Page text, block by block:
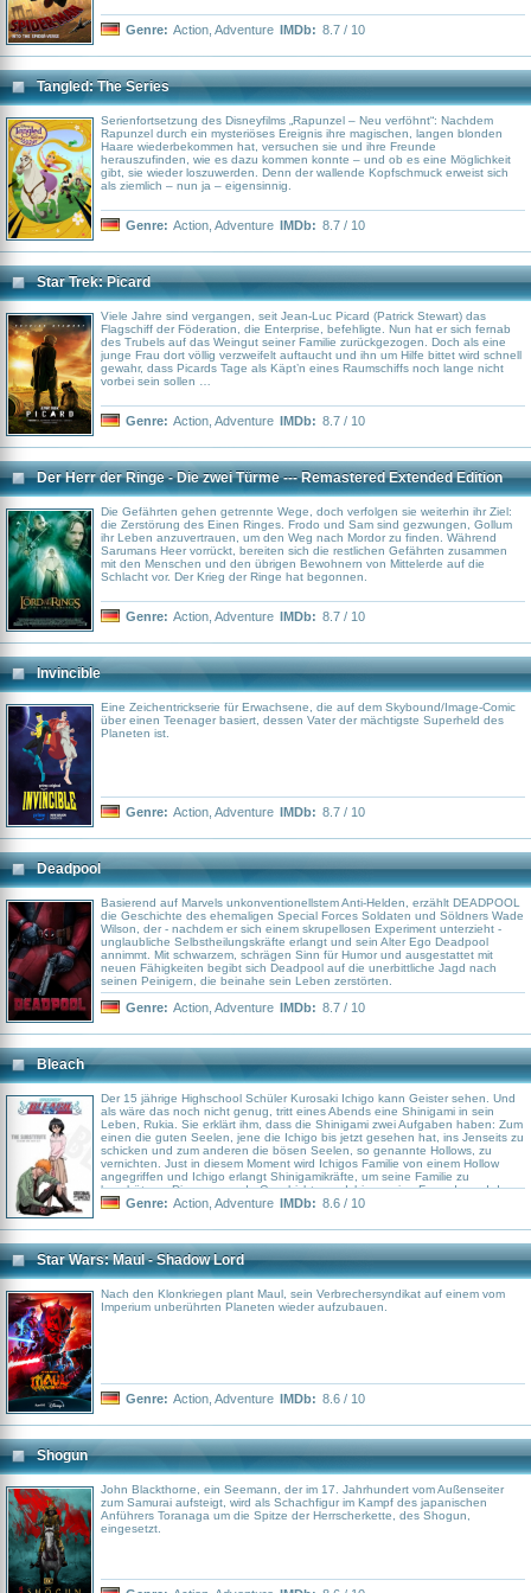
Genre: Action Adventure IMDb: 8.7 / 10
Tangled: The Series
Serienfortsetzung des Disneyfilms „Rapunzel – Neu verföhnt“: Nachdem
Rapunzel durch ein mysteriöses Ereignis ihre magischen, langen blonden
Haare wiederbekommen hat, versuchen sie und ihre Freunde
herauszufinden, wie es dazu kommen konnte – und ob es eine Möglichkeit
gibt, sie wieder loszuwerden. Denn der wallende Kopfschmuck erweist sich
als ziemlich – nun ja – eigensinnig.
Genre: Action Adventure IMDb: 8.7 / 10
Star Trek: Picard
Viele Jahre sind vergangen, seit Jean-Luc Picard (Patrick Stewart) das
Flagschiff der Föderation, die Enterprise, befehligte. Nun hat er sich fernab
des Trubels auf das Weingut seiner Familie zurückgezogen. Doch als eine
junge Frau dort völlig verzweifelt auftaucht und ihn um Hilfe bittet wird schnell
gewahr, dass Picards Tage als Käpt’n eines Raumschiffs noch lange nicht
vorbei sein sollen …
Genre: Action Adventure IMDb: 8.7 / 10
Der Herr der Ringe - Die zwei Türme --- Remastered Extended Edition
Die Gefährten gehen getrennte Wege, doch verfolgen sie weiterhin ihr Ziel:
die Zerstörung des Einen Ringes. Frodo und Sam sind gezwungen, Gollum
ihr Leben anzuvertrauen, um den Weg nach Mordor zu finden. Während
Sarumans Heer vorrückt, bereiten sich die restlichen Gefährten zusammen
mit den Menschen und den übrigen Bewohnern von Mittelerde auf die
Schlacht vor. Der Krieg der Ringe hat begonnen.
Genre: Action Adventure IMDb: 8.7 / 10
Invincible
Eine Zeichentrickserie für Erwachsene, die auf dem Skybound/Image-Comic
über einen Teenager basiert, dessen Vater der mächtigste Superheld des
Planeten ist.
Genre: Action Adventure IMDb: 8.7 / 10
Deadpool
Basierend auf Marvels unkonventionellstem Anti-Helden, erzählt DEADPOOL
die Geschichte des ehemaligen Special Forces Soldaten und Söldners Wade
Wilson, der - nachdem er sich einem skrupellosen Experiment unterzieht -
unglaubliche Selbstheilungskräfte erlangt und sein Alter Ego Deadpool
annimmt. Mit schwarzem, schrägen Sinn für Humor und ausgestattet mit
neuen Fähigkeiten begibt sich Deadpool auf die unerbittliche Jagd nach
seinen Peinigern, die beinahe sein Leben zerstörten.
Genre: Action Adventure IMDb: 8.7 / 10
Bleach
Der 15 jährige Highschool Schüler Kurosaki Ichigo kann Geister sehen. Und
als wäre das noch nicht genug, tritt eines Abends eine Shinigami in sein
Leben, Rukia. Sie erklärt ihm, dass die Shinigami zwei Aufgaben haben: Zum
einen die guten Seelen, jene die Ichigo bis jetzt gesehen hat, ins Jenseits zu
schicken und zum anderen die bösen Seelen, so genannte Hollows, zu
vernichten. Just in diesem Moment wird Ichigos Familie von einem Hollow
angegriffen und Ichigo erlangt Shinigamikräfte, um seine Familie zu
beschützen. Die spannende Geschichte um Ichigo, seine Freunde und der
gemeinsame Kampf gegen die üblen Hollows ist unterhaltsam, spannend
Episoden geplant aber der riesige Erfolg hat die Story weiter gehen lassen...
mal sehen wie lange noch.
Genre: Action Adventure IMDb: 8.6 / 10
Star Wars: Maul - Shadow Lord
Nach den Klonkriegen plant Maul, sein Verbrechersyndikat auf einem vom
Imperium unberührten Planeten wieder aufzubauen.
Genre: Action Adventure IMDb: 8.6 / 10
Shogun
John Blackthorne, ein Seemann, der im 17. Jahrhundert vom Außenseiter
zum Samurai aufsteigt, wird als Schachfigur im Kampf des japanischen
Anführers Toranaga um die Spitze der Herrscherkette, des Shogun,
eingesetzt.